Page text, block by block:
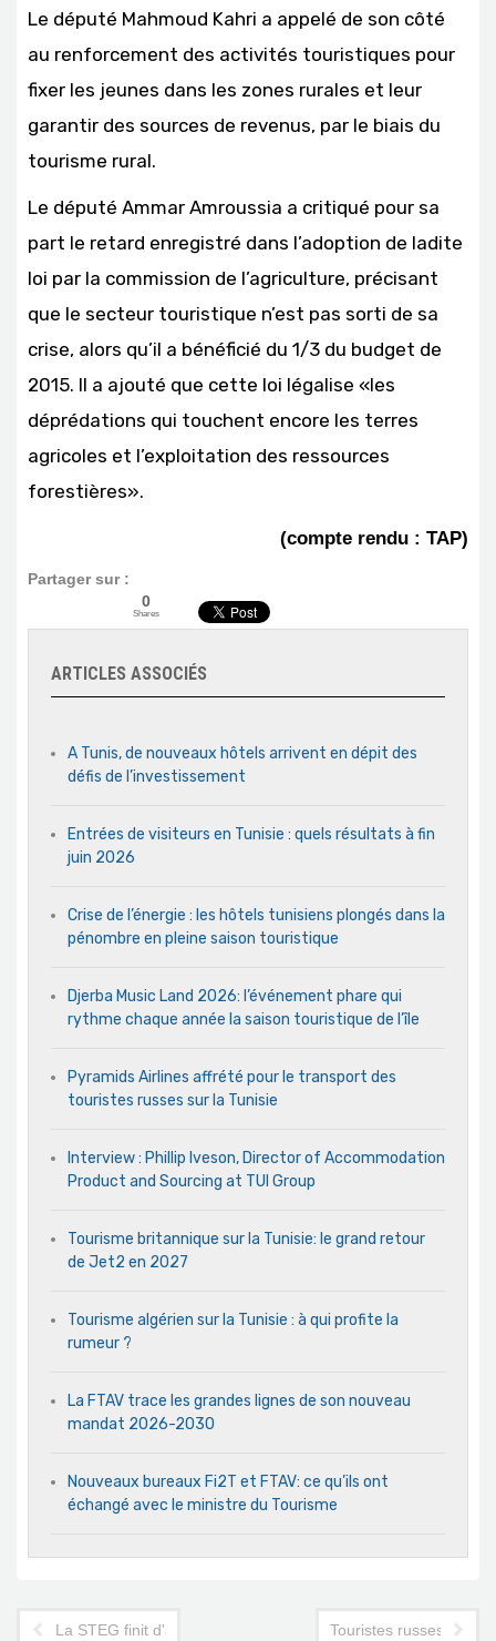
Le député Mahmoud Kahri a appelé de son côté
au renforcement des activités touristiques pour
fixer les jeunes dans les zones rurales et leur
garantir des sources de revenus, par le biais du
tourisme rural.
Le député Ammar Amroussia a critiqué pour sa
part le retard enregistré dans l’adoption de ladite
loi par la commission de l’agriculture, précisant
que le secteur touristique n’est pas sorti de sa
crise, alors qu’il a bénéficié du 1/3 du budget de
2015. Il a ajouté que cette loi légalise «les
déprédations qui touchent encore les terres
agricoles et l’exploitation des ressources
forestières».
(compte rendu : TAP)
Partager sur :
0
Shares
ARTICLES ASSOCIÉS
A Tunis, de nouveaux hôtels arrivent en dépit des
défis de l’investissement
Entrées de visiteurs en Tunisie : quels résultats à fin
juin 2026
Crise de l’énergie : les hôtels tunisiens plongés dans la
pénombre en pleine saison touristique
Djerba Music Land 2026: l’événement phare qui
rythme chaque année la saison touristique de l’île
Pyramids Airlines affrété pour le transport des
touristes russes sur la Tunisie
Interview : Phillip Iveson, Director of Accommodation
Product and Sourcing at TUI Group
Tourisme britannique sur la Tunisie: le grand retour
de Jet2 en 2027
Tourisme algérien sur la Tunisie : à qui profite la
rumeur ?
La FTAV trace les grandes lignes de son nouveau
mandat 2026-2030
Nouveaux bureaux Fi2T et FTAV: ce qu’ils ont
échangé avec le ministre du Tourisme
La STEG finit d'achever l'hôtel El Hana International
Touristes russes en